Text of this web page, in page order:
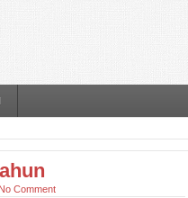
No Comment